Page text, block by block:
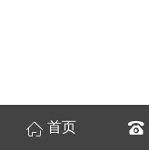
首页